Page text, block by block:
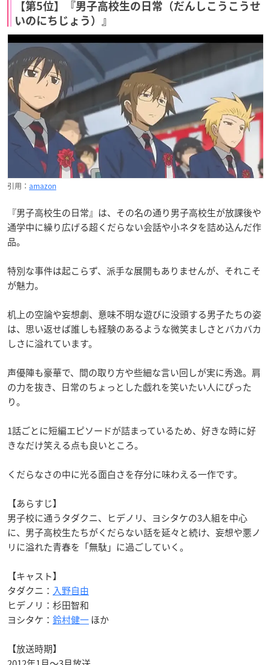
【第5位】『男子高校生の日常（だんしこうこうせ
いのにちじょう）』
引用： amazon
『男子高校生の日常』は、その名の通り男子高校生が放課後や
通学中に繰り広げる超くだらない会話や小ネタを詰め込んだ作
品。
特別な事件は起こらず、派手な展開もありませんが、それこそ
が魅力。
机上の空論や妄想劇、意味不明な遊びに没頭する男子たちの姿
は、思い返せば誰しも経験のあるような微笑ましさとバカバカ
しさに溢れています。
声優陣も豪華で、間の取り方や些細な言い回しが実に秀逸。肩
の力を抜き、日常のちょっとした戯れを笑いたい人にぴった
り。
1話ごとに短編エピソードが詰まっているため、好きな時に好
きなだけ笑える点も良いところ。
くだらなさの中に光る面白さを存分に味わえる一作です。
【あらすじ】
男子校に通うタダクニ、ヒデノリ、ヨシタケの3人組を中心
に、男子高校生たちがくだらない話を延々と続け、妄想や悪ノ
リに溢れた青春を「無駄」に過ごしていく。
【キャスト】
タダクニ： 入野自由
ヒデノリ：杉田智和
ヨシタケ： 鈴村健一ほか
【放送時期】